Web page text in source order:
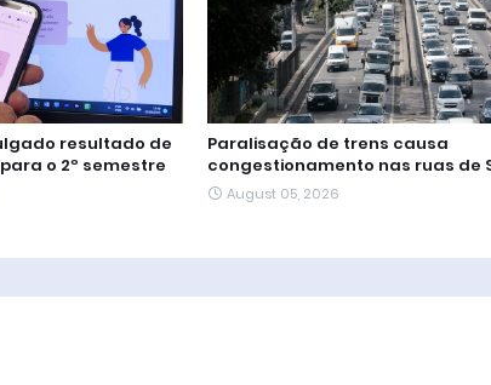
resultado de
o 2º semestre
Paralisação de trens causa
congestionamento nas ruas de
August 05, 2026